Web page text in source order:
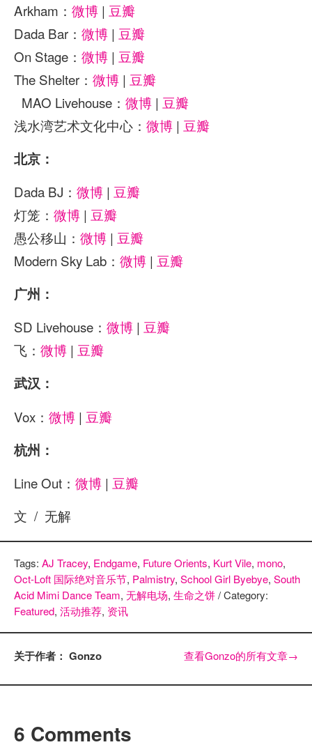
Arkham： 微博 | 豆瓣
Dada Bar： 微博 | 豆瓣
On Stage： 微博 | 豆瓣
The Shelter： 微博 | 豆瓣
MAO Livehouse： 微博 | 豆瓣
浅水湾艺术文化中心： 微博 | 豆瓣
北京：
Dada BJ： 微博 | 豆瓣
灯笼： 微博 | 豆瓣
愚公移山： 微博 | 豆瓣
Modern Sky Lab： 微博 | 豆瓣
广州：
SD Livehouse： 微博 | 豆瓣
飞： 微博 | 豆瓣
武汉：
Vox： 微博 | 豆瓣
杭州：
Line Out： 微博 | 豆瓣
文 / 无解
Tags: AJ Tracey, Endgame, Future Orients, Kurt Vile, mono,
Oct-Loft 国际绝对音乐节, Palmistry, School Girl Byebye, South
Acid Mimi Dance Team, 无解电场, 生命之饼/ Category:
Featured, 活动推荐, 资讯
关于作者： Gonzo 查看Gonzo的所有文章→
6 Comments